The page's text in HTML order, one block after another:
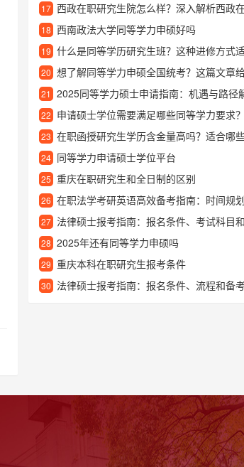
17 西政在职研究生院怎么样？深入解析西政在职研院的特
18 西南政法大学同等学力申硕好吗
19 什么是同等学历研究生班？这种进修方式适合哪些人
20 想了解同等学力申硕全国统考？这篇文章给你
21 2025同等学力硕士申请指南：机遇与路径
22 申请硕士学位需要满足哪些同等学力要求？手把手教你了解
23 在职函授研究生学历含金量高吗？适合哪些人
24 同等学力申请硕士学位平台
25 重庆在职研究生和全日制的区别
26 在职法学考研英语高效备考指南：时间规划与学习方
27 法律硕士报考指南：报名条件、考试科目和备
28 2025年还有同等学力申硕吗
29 重庆本科在职研究生报考条件
30 法律硕士报考指南：报名条件、流程和备考方法